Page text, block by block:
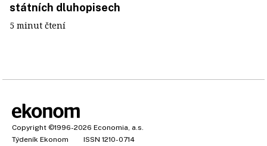
státních dluhopisech
5 minut čtení
Copyright ©1996-2026 Economia, a.s.
Týdeník Ekonom
ISSN 1210-0714